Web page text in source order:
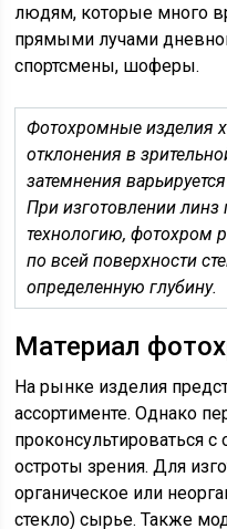
людям, которые много
прямыми лучами
спортсмены, шоферы.
Фотохромные изделия
отклонения в
затемнения
При изготовлении
технологию, фотохром
по всей поверхности
определенную глубину.
Материал
На рынке изделия
ассортименте. Однако
проконсультироваться
остроты зрения. Для
органическое или
стекло) сырье. Также